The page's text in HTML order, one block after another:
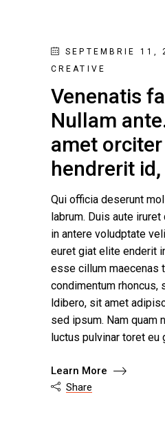
SEPTEMBRIE 11,
CREATIVE
Venenatis
Nullam
amet
hendrerit
Qui officia deserunt
labrum. Duis aute
in antere voludptate
euret giat elite enderit
esse cillum maecenas
condimentum rhoncus,
ldibero, sit amet
sed ipsum. Nam quam
luctus pulvinar toret eu
Learn More
 Share